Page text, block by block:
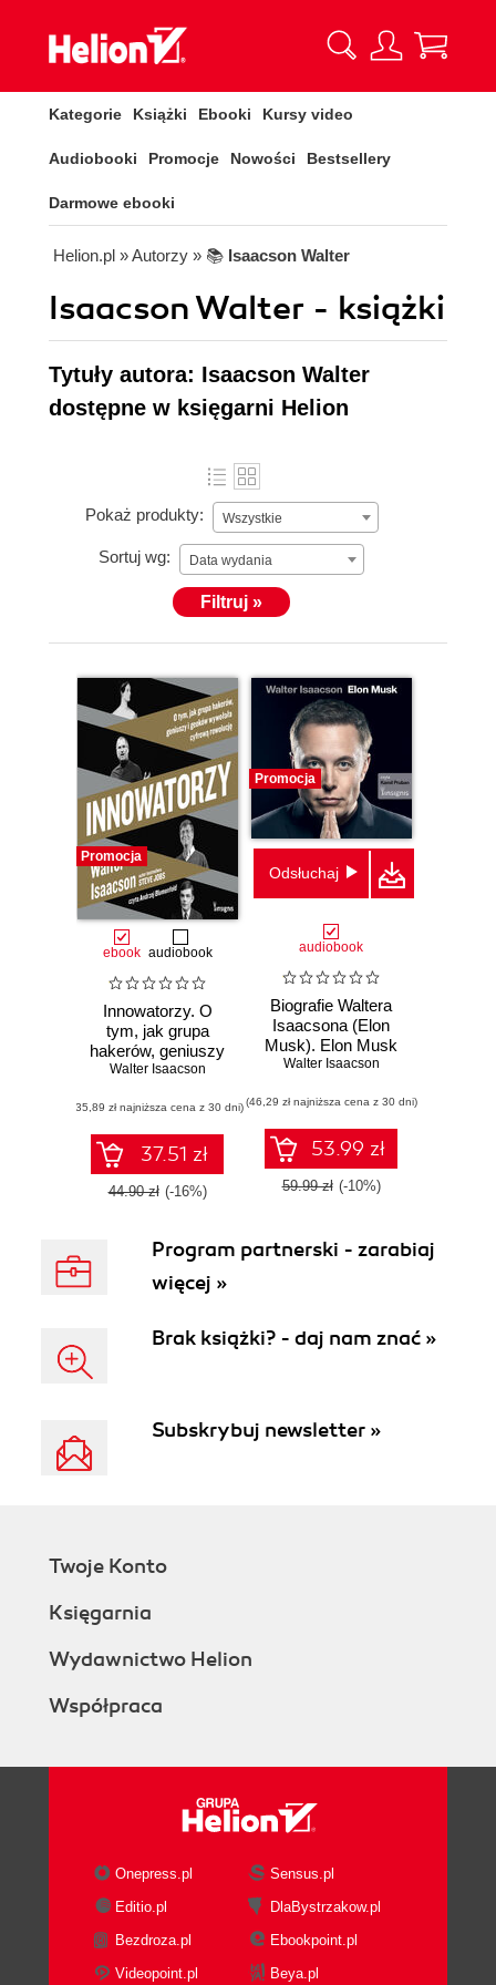
Kategorie Książki Ebooki Kursy video
Audiobooki Promocje Nowości Bestsellery
Darmowe ebooki
Helion.pl » Autorzy » 📚 Isaacson Walter
Isaacson Walter - książki
Tytuły autora: Isaacson Walter
dostępne w księgarni Helion
Pokaż produkty: Wszystkie
Sortuj wg: Data wydania
Filtruj »
Promocja
ebook audiobook
Innowatorzy. O
tym, jak grupa
hakerów, geniuszy
i geeków wywołała
Walter Isaacson
(35,89 zł najniższa cena z 30 dni)
37.51 zł
44.90 zł (-16%)
Promocja
Odsłuchaj
audiobook
Biografie Waltera
Isaacsona (Elon
Musk). Elon Musk
Walter Isaacson
(46,29 zł najniższa cena z 30 dni)
53.99 zł
59.99 zł (-10%)
Program partnerski - zarabiaj
więcej »
Brak książki? - daj nam znać »
Subskrybuj newsletter »
Twoje Konto
Księgarnia
Wydawnictwo Helion
Współpraca
Onepress.pl
Sensus.pl
Editio.pl
DlaBystrzakow.pl
Bezdroza.pl
Ebookpoint.pl
Videopoint.pl
Beya.pl